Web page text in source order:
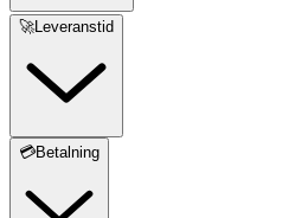
🚀Leveranstid
💳Betalning